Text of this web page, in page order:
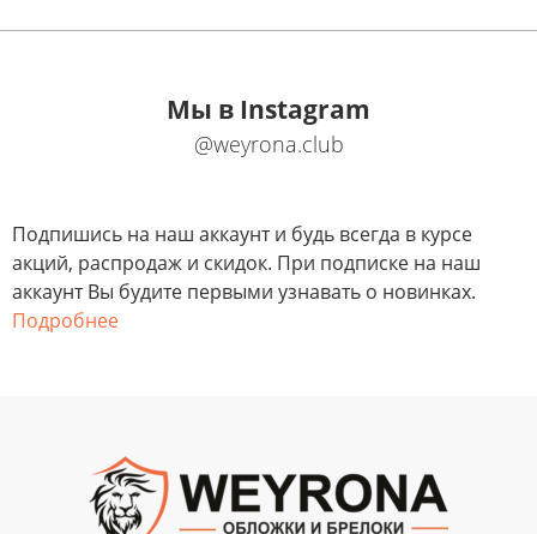
Мы в Instagram
@weyrona.club
Подпишись на наш аккаунт и будь всегда в курсе
акций, распродаж и скидок. При подписке на наш
аккаунт Вы будите первыми узнавать о новинках.
Подробнее